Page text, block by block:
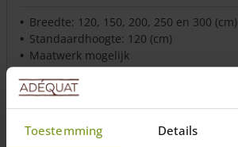
Toestemming Details
Breedte: 120, 150, 200, 250 en 300 (cm)
Standaardhoogte: 120 (cm)
Maatwerk mogelijk
Levering in 10 werkdagen (NL/BE)
Opties selecteren